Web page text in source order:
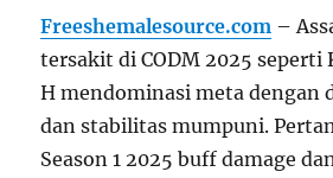
Freeshemalesource.com –
tersakit di CODM 2025 seperti
H mendominasi meta dengan
dan stabilitas mumpuni.
Season 1 2025 buff damage